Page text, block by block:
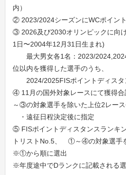
内）
② 2023/2024シーズンにWCポイン
③ 2026及び2030オリンピックに向
1日〜2004年12月31日生まれ)
最大男女各1名：2023/
位以内を獲得した選手のうち、
2024/2025FISポイントディスタ
④ 11月の国外対象レースにて獲得
～③の対象選手を除いた上位2レー
・遠征日程決定後に指定
⑤ FISポイントディスタンスランキ
トリストNo.5、 ①～④の対象選手
※①から順に選出
※年度途中でDランクに記載される